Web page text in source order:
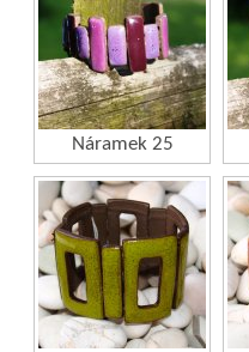
Náramek 25